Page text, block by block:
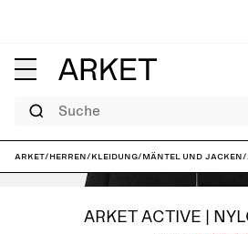
Suche
ARKET/Herren/Kleidung/Mäntel und Jacken/
ARKET ACTIVE |